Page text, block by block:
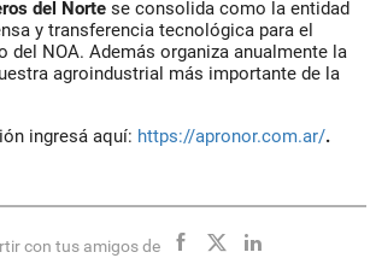
del Norte se consolida como la entidad
y transferencia tecnológica para el
del NOA. Además organiza anualmente la
agroindustrial más importante de la
ingresá aquí: https://apronor.com.ar/.
con tus amigos de